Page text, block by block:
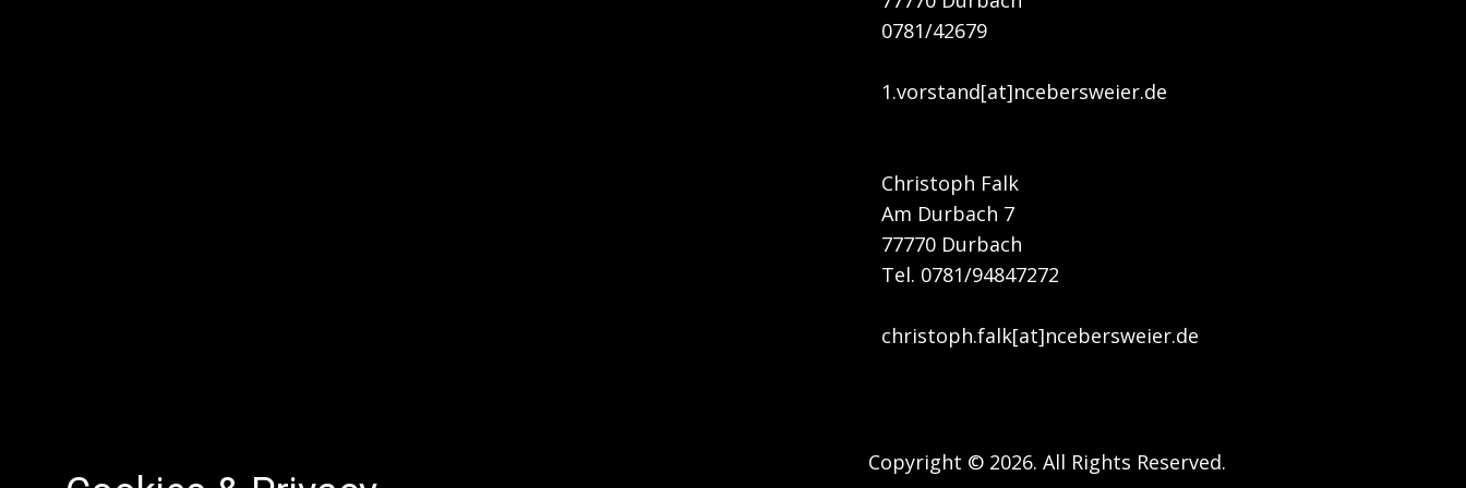
0781/42679
1.vorstand[at]ncebersweier.de
Christoph Falk
Am Durbach 7
77770 Durbach
Tel. 0781/94847272
christoph.falk[at]ncebersweier.de
Copyright © 2026. All Rights Reserved.